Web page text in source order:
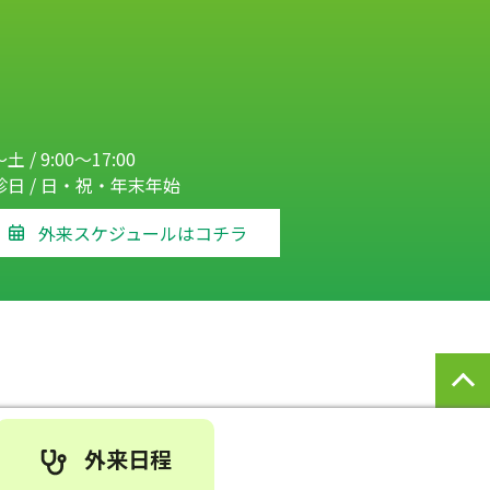
土 / 9:00～17:00
日 / 日・祝・年末年始
外来スケジュールはコチラ
外来日程